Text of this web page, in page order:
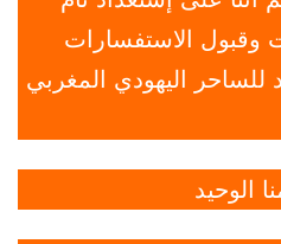
وقبول الاستفسارات
اليهودي المغربي
الوحيد